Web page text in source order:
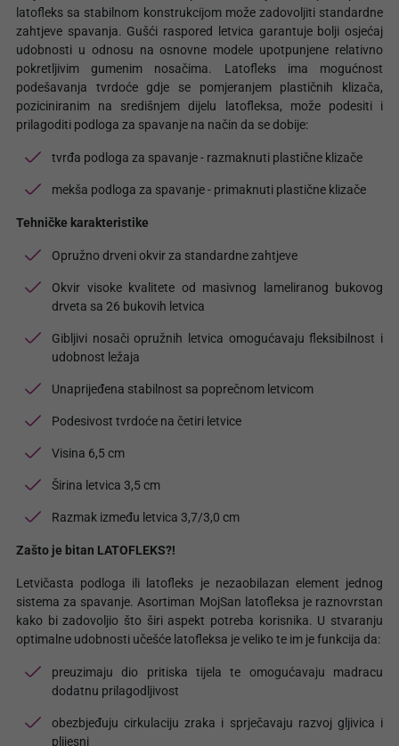
latofleks sa stabilnom konstrukcijom može zadovoljiti standardne
zahtjeve spavanja. Gušći raspored letvica garantuje bolji osjećaj
udobnosti u odnosu na osnovne modele upotpunjene relativno
pokretljivim gumenim nosačima. Latofleks ima mogućnost
podešavanja tvrdoće gdje se pomjeranjem plastičnih klizača,
poziciniranim na središnjem dijelu latofleksa, može podesiti i
prilagoditi podloga za spavanje na način da se dobije:
tvrđa podloga za spavanje - razmaknuti plastične klizače
mekša podloga za spavanje - primaknuti plastične klizače
Tehničke karakteristike
Opružno drveni okvir za standardne zahtjeve
Okvir visoke kvalitete od masivnog lameliranog bukovog
drveta sa 26 bukovih letvica
Gibljivi nosači opružnih letvica omogućavaju fleksibilnost i
udobnost ležaja
Unaprijeđena stabilnost sa poprečnom letvicom
Podesivost tvrdoće na četiri letvice
Visina 6,5 cm
Širina letvica 3,5 cm
Razmak između letvica 3,7/3,0 cm
Zašto je bitan LATOFLEKS?!
Letvičasta podloga ili latofleks je nezaobilazan element jednog
sistema za spavanje. Asortiman MojSan latofleksa je raznovrstan
kako bi zadovoljio što širi aspekt potreba korisnika. U stvaranju
optimalne udobnosti učešće latofleksa je veliko te im je funkcija da:
preuzimaju dio pritiska tijela te omogućavaju madracu
dodatnu prilagodljivost
obezbjeđuju cirkulaciju zraka i sprječavaju razvoj gljivica i
plijesni